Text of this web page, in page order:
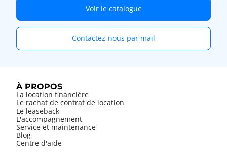
Voir le catalogue
Contactez-nous par mail
À PROPOS
La location financière
Le rachat de contrat de location
Le leaseback
L'accompagnement
Service et maintenance
Blog
Centre d'aide